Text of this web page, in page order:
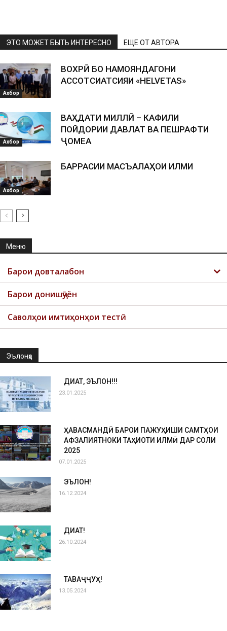
ЭТО МОЖЕТ БЫТЬ ИНТЕРЕСНО ЕЩЕ ОТ АВТОРА
Ахбор
ВОХӮРӢ БО НАМОЯНДАГОНИ
АССОТСИАТСИЯИ «HELVETAS»
Ахбор
ВАҲДАТИ МИЛЛӢ – КАФИЛИ
ПОЙДОРИИ ДАВЛАТ ВА ПЕШРАФТИ
ҶОМЕА
Ахбор
БАРРАСИИ МАСЪАЛАҲОИ ИЛМИ
Меню
Барои довталабон
Барои донишҷӯён
Саволҳои имтиҳонҳои тестӣ
Эълонҳо
ДИҚҚАТ, ЭЪЛОН!!!
23.01.2025
ҲАВАСМАНДӢ БАРОИ ПАЖУҲИШИ САМТҲОИ
АФЗАЛИЯТНОКИ ТАҲҚИҚОТИ ИЛМӢ ДАР СОЛИ
2025
07.01.2025
ЭЪЛОН!
16.12.2024
ДИҚҚАТ!
26.10.2024
ТАВАҶҶУҲ!
13.05.2024